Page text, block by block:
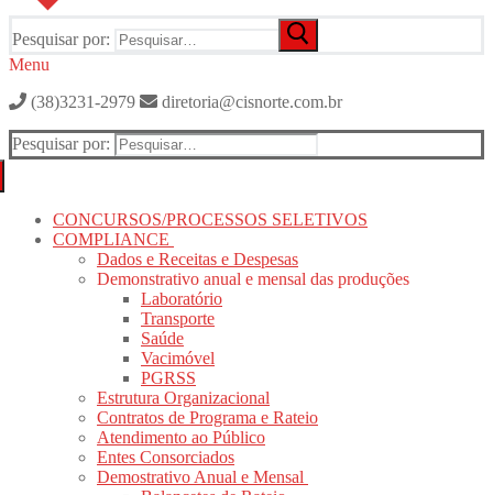
Pesquisar por:
Menu
(38)3231-2979
diretoria@cisnorte.com.br
Pesquisar por:
CONCURSOS/PROCESSOS SELETIVOS
COMPLIANCE
Dados e Receitas e Despesas
Demonstrativo anual e mensal das produções
Laboratório
Transporte
Saúde
Vacimóvel
PGRSS
Estrutura Organizacional
Contratos de Programa e Rateio
Atendimento ao Público
Entes Consorciados
Demostrativo Anual e Mensal